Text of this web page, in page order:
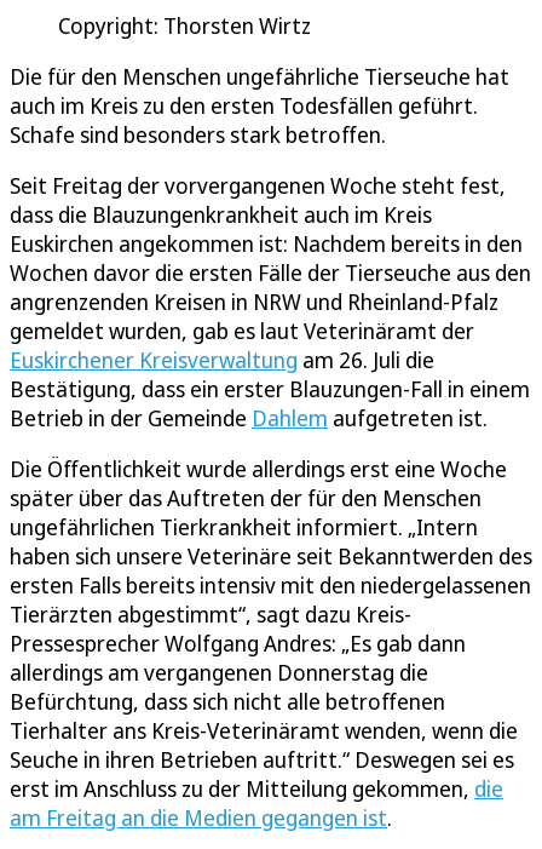
Copyright: Thorsten Wirtz
Die für den Menschen ungefährliche Tierseuche hat
auch im Kreis zu den ersten Todesfällen geführt.
Schafe sind besonders stark betroffen.
Seit Freitag der vorvergangenen Woche steht fest,
dass die Blauzungenkrankheit auch im Kreis
Euskirchen angekommen ist: Nachdem bereits in den
Wochen davor die ersten Fälle der Tierseuche aus den
angrenzenden Kreisen in NRW und Rheinland-Pfalz
gemeldet wurden, gab es laut Veterinäramt der
Euskirchener Kreisverwaltung am 26. Juli die
Bestätigung, dass ein erster Blauzungen-Fall in einem
Betrieb in der Gemeinde Dahlem aufgetreten ist.
Die Öffentlichkeit wurde allerdings erst eine Woche
später über das Auftreten der für den Menschen
ungefährlichen Tierkrankheit informiert. „Intern
haben sich unsere Veterinäre seit Bekanntwerden des
ersten Falls bereits intensiv mit den niedergelassenen
Tierärzten abgestimmt“, sagt dazu Kreis-
Pressesprecher Wolfgang Andres: „Es gab dann
allerdings am vergangenen Donnerstag die
Befürchtung, dass sich nicht alle betroffenen
Tierhalter ans Kreis-Veterinäramt wenden, wenn die
Seuche in ihren Betrieben auftritt.“ Deswegen sei es
erst im Anschluss zu der Mitteilung gekommen, die
am Freitag an die Medien gegangen ist.